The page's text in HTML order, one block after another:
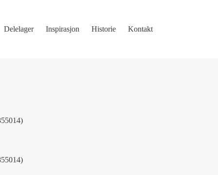
Delelager Inspirasjon Historie Kontakt